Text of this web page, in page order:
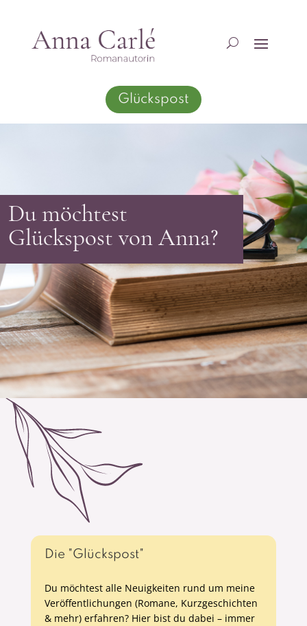
Glückspost
Du möchtest
Glückspost von Anna?
Die "Glückspost"
Du möchtest alle Neuigkeiten rund um meine
Veröffentlichungen (Romane, Kurzgeschichten
& mehr) erfahren? Hier bist du dabei – immer